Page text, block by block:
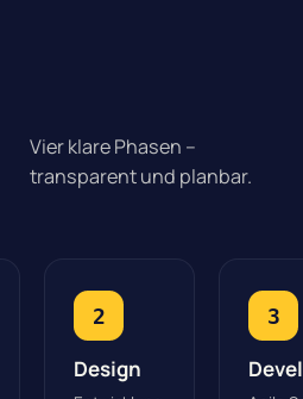
Vier klare Phasen –
transparent und planbar.
2
Design
3